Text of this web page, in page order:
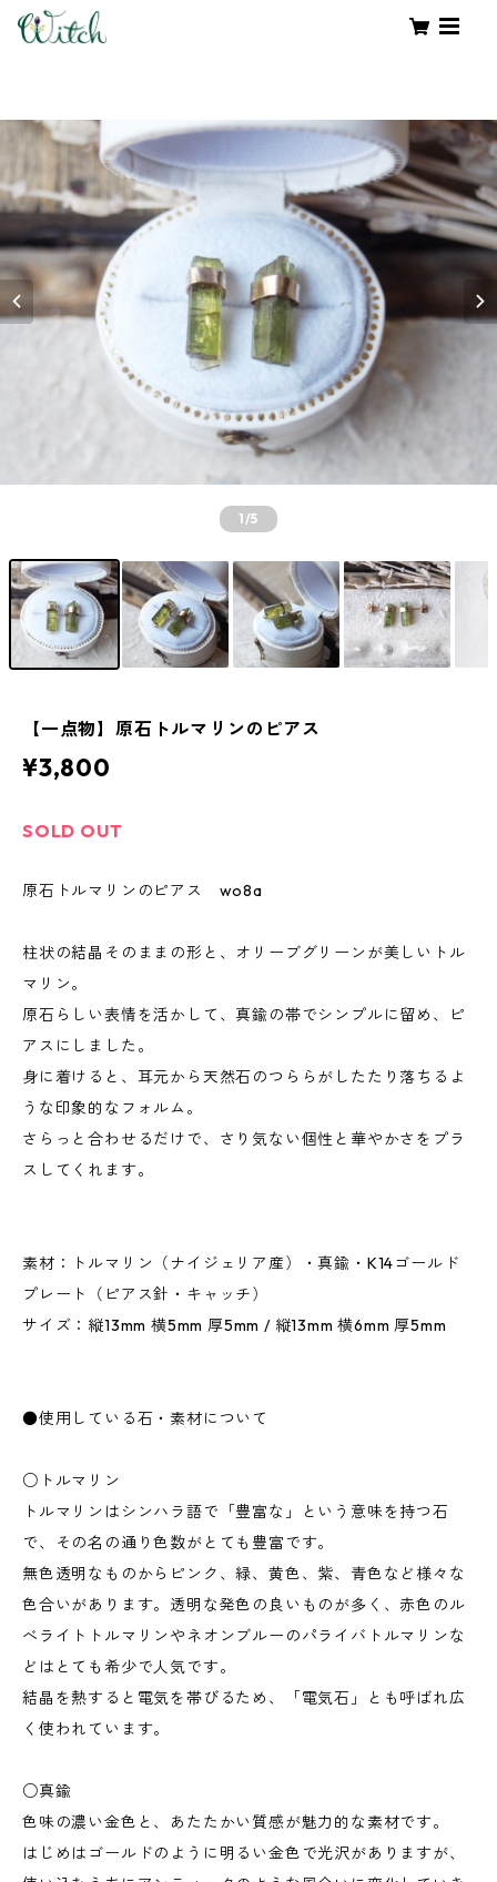
1/5
【一点物】原石トルマリンのピアス
¥3,800
SOLD OUT
原石トルマリンのピアス wo8a
柱状の結晶そのままの形と、オリーブグリーンが美しいトル
マリン。
原石らしい表情を活かして、真鍮の帯でシンプルに留め、ピ
アスにしました。
身に着けると、耳元から天然石のつららがしたたり落ちるよ
うな印象的なフォルム。
さらっと合わせるだけで、さり気ない個性と華やかさをプラ
スしてくれます。
素材：トルマリン（ナイジェリア産）・真鍮・K14ゴールド
プレート（ピアス針・キャッチ）
サイズ：縦13mm 横5mm 厚5mm / 縦13mm 横6mm 厚5mm
●使用している石・素材について
○トルマリン
トルマリンはシンハラ語で「豊富な」という意味を持つ石
で、その名の通り色数がとても豊富です。
無色透明なものからピンク、緑、黄色、紫、青色など様々な
色合いがあります。透明な発色の良いものが多く、赤色のル
べライトトルマリンやネオンブルーのパライバトルマリンな
どはとても希少で人気です。
結晶を熱すると電気を帯びるため、「電気石」とも呼ばれ広
く使われています。
○真鍮
色味の濃い金色と、あたたかい質感が魅力的な素材です。
はじめはゴールドのように明るい金色で光沢がありますが、